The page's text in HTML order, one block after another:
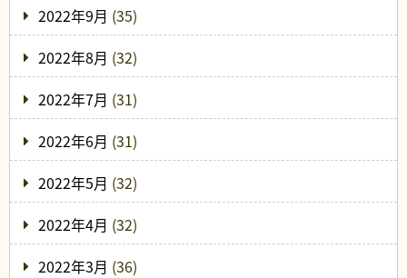
2022年9月 (35)
2022年8月 (32)
2022年7月 (31)
2022年6月 (31)
2022年5月 (32)
2022年4月 (32)
2022年3月 (36)